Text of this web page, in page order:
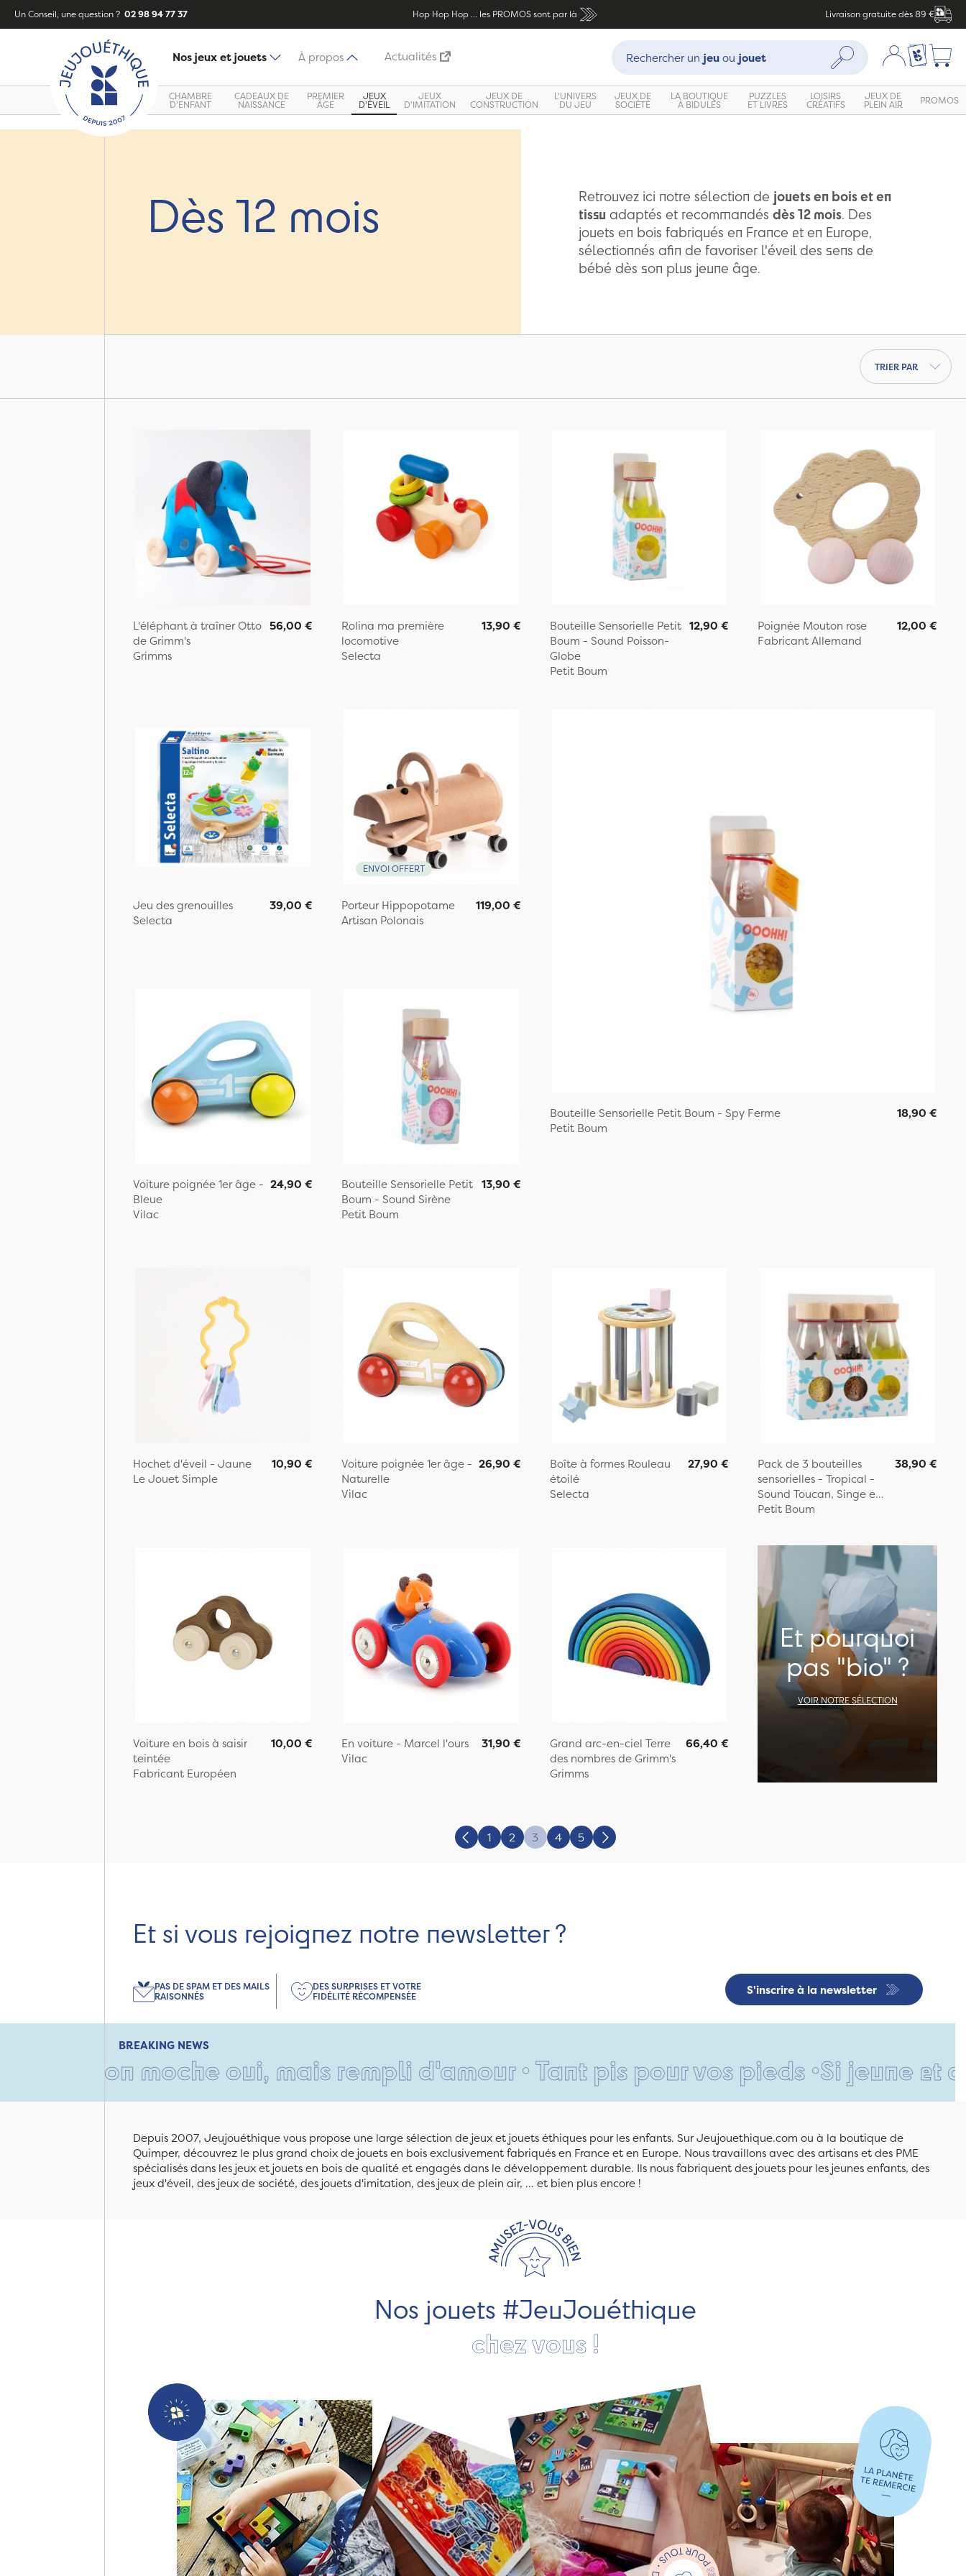
Un Conseil, une question ? 02 98 94 77 37 Hop Hop Hop ... les PROMOS sont par là Livraison gratuite dès 89 €
Nos jeux et jouets À propos Actualités
Recherche :
Rechercher un jeuou jouet Rechercher Mon compte
Ma liste
CHAMBRE
D'ENFANT
CADEAUX DE
NAISSANCE
PREMIER
ÂGE
JEUX
D'ÉVEIL
JEUX
D'IMITATION
JEUX DE
CONSTRUCTION
L'UNIVERS
DU JEU
JEUX DE
SOCIÉTÉ
LA BOUTIQUE
À BIDULES
PUZZLES
ET LIVRES
LOISIRS
CRÉATIFS
JEUX DE
PLEIN AIR PROMOS
Dès 12 mois Retrouvez ici notre sélection de jouets en bois et en
tissu adaptés et recommandés dès 12 mois. Des
jouets en bois fabriqués en France et en Europe,
sélectionnés afin de favoriser l'éveil des sens de
bébé dès son plus jeune âge.
Trier par
L'éléphant à traîner Otto
de Grimm's
Grimms
56,00 €
Rolina ma première
locomotive
Selecta
13,90 €
Bouteille Sensorielle Petit
Boum - Sound Poisson-
Globe
Petit Boum
12,90 €
Poignée Mouton rose
Fabricant Allemand
12,00 €
Jeu des grenouilles
Selecta
39,00 €
ENVOI OFFERT
Porteur Hippopotame
Artisan Polonais
119,00 €
Bouteille Sensorielle Petit Boum - Spy Ferme
Petit Boum
18,90 €
Voiture poignée 1er âge -
Bleue
Vilac
24,90 €
Bouteille Sensorielle Petit
Boum - Sound Sirène
Petit Boum
13,90 €
Hochet d'éveil - Jaune
Le Jouet Simple
10,90 €
Voiture poignée 1er âge -
Naturelle
Vilac
26,90 €
Boîte à formes Rouleau
étoilé
Selecta
27,90 €
Pack de 3 bouteilles
sensorielles - Tropical -
Sound Toucan, Singe e...
Petit Boum
38,90 €
Voiture en bois à saisir
teintée
Fabricant Européen
10,00 €
En voiture - Marcel l'ours
Vilac
31,90 €
Grand arc-en-ciel Terre
des nombres de Grimm's
Grimms
66,40 €
Et pourquoi
pas "bio" ?
VOIR NOTRE SÉLECTION
Précédent
1 2 3 4 5 Suivant
Et si vous rejoignez notre newsletter ?
S'inscrire à la newsletter
PAS DE SPAM ET DES MAILS
RAISONNÉS
DES SURPRISES ET VOTRE
FIDÉLITÉ RÉCOMPENSÉE
BREAKING NEWS
moche oui, mais rempli d'amour • Tant pis pour vos pieds •Si jeune et déjà si
Depuis 2007, Jeujouéthique vous propose une large sélection de jeux et jouets éthiques pour les enfants. Sur Jeujouethique.com ou à la boutique de
Quimper, découvrez le plus grand choix de jouets en bois exclusivement fabriqués en France et en Europe. Nous travaillons avec des artisans et des PME
spécialisés dans les jeux et jouets en bois de qualité et engagés dans le développement durable. Ils nous fabriquent des jouets pour les jeunes enfants, des
jeux d'éveil, des jeux de société, des jouets d'imitation, des jeux de plein air, ... et bien plus encore !
Nos jouets #JeuJouéthique
chez vous !